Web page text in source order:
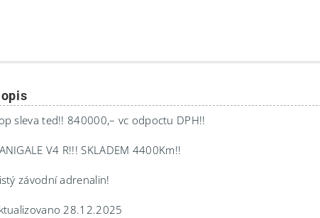
sleva ted!! 840000,– vc odpoctu DPH!!
V4 R!!! SKLADEM 4400Km!!
závodní adrenalin!
28.12.2025